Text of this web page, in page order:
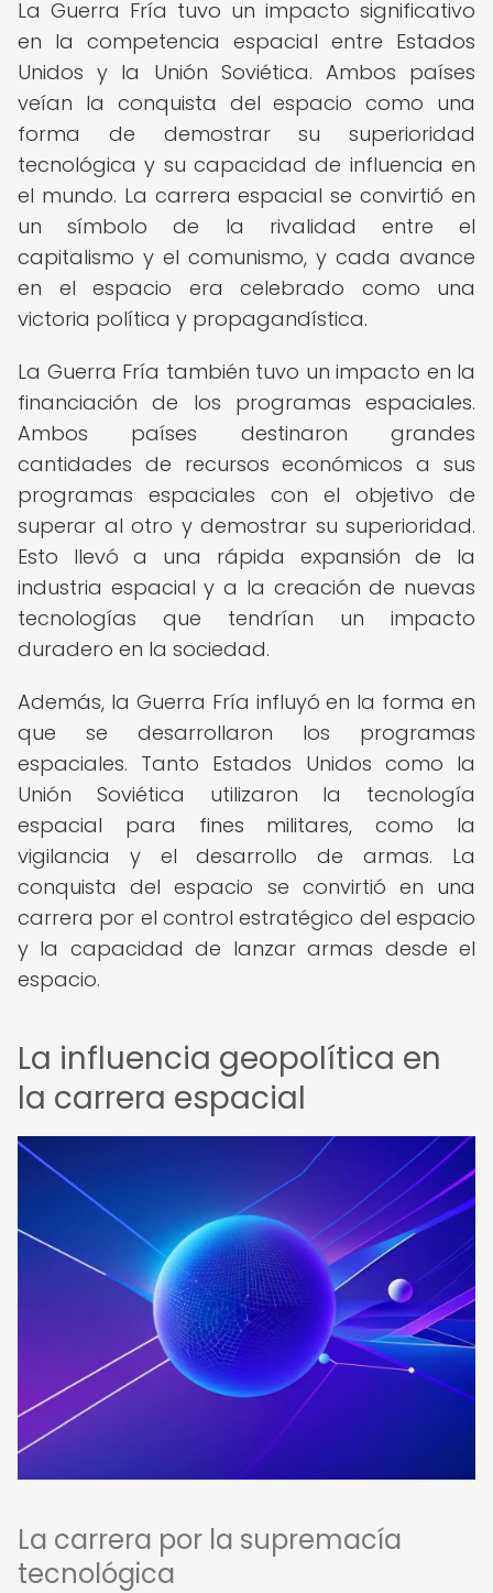
La Guerra Fría tuvo un impacto significativo
en la competencia espacial entre Estados
Unidos y la Unión Soviética. Ambos países
veían la conquista del espacio como una
forma de demostrar su superioridad
tecnológica y su capacidad de influencia en
el mundo. La carrera espacial se convirtió en
un símbolo de la rivalidad entre el
capitalismo y el comunismo, y cada avance
en el espacio era celebrado como una
victoria política y propagandística.
La Guerra Fría también tuvo un impacto en la
financiación de los programas espaciales.
Ambos países destinaron grandes
cantidades de recursos económicos a sus
programas espaciales con el objetivo de
superar al otro y demostrar su superioridad.
Esto llevó a una rápida expansión de la
industria espacial y a la creación de nuevas
tecnologías que tendrían un impacto
duradero en la sociedad.
Además, la Guerra Fría influyó en la forma en
que se desarrollaron los programas
espaciales. Tanto Estados Unidos como la
Unión Soviética utilizaron la tecnología
espacial para fines militares, como la
vigilancia y el desarrollo de armas. La
conquista del espacio se convirtió en una
carrera por el control estratégico del espacio
y la capacidad de lanzar armas desde el
espacio.
La influencia geopolítica en
la carrera espacial
La carrera por la supremacía
tecnológica